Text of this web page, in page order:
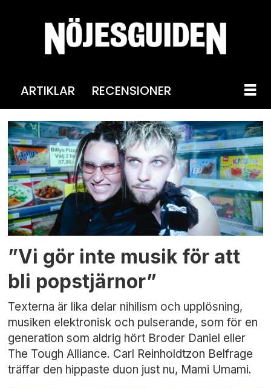
ARTIKLAR RECENSIONER
Tag:
intervju
”Vi gör inte musik för att
bli popstjärnor”
Texterna är lika delar nihilism och upplösning,
musiken elektronisk och pulserande, som för en
generation som aldrig hört Broder Daniel eller
The Tough Alliance. Carl Reinholdtzon Belfrage
träffar den hippaste duon just nu, Mami Umami.